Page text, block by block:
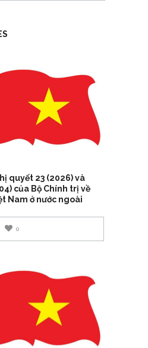
quyết 23 (2026) và
của Bộ Chính trị về
Nam ở nước ngoài
0